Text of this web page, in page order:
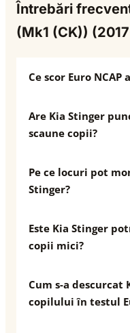
Întrebări
(Mk1 (CK))
Ce scor Euro NCAP
Are Kia Stinger
scaune copii?
Pe ce locuri pot
Stinger?
Este Kia Stinger
copii mici?
Cum s-a descurcat
copilului în testul